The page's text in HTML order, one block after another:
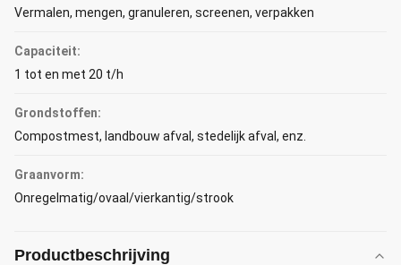
Vermalen, mengen, granuleren, screenen, verpakken
Capaciteit:
1 tot en met 20 t/h
Grondstoffen:
Compostmest, landbouw afval, stedelijk afval, enz.
Graanvorm:
Onregelmatig/ovaal/vierkantig/strook
Productbeschrijving